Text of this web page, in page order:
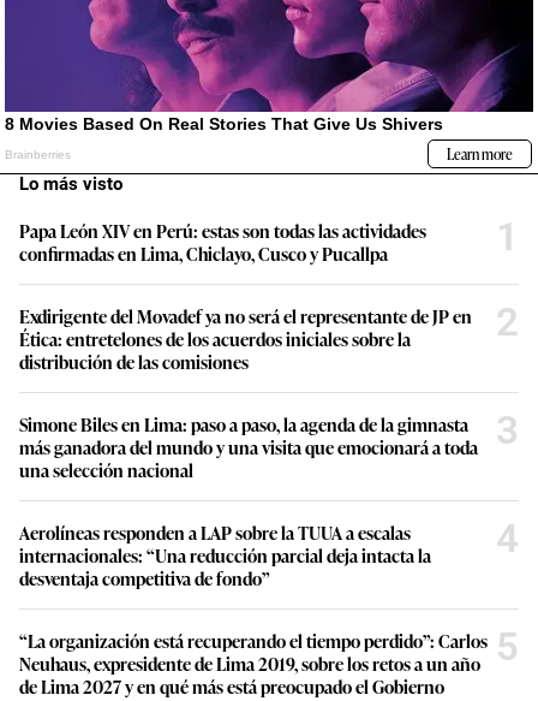
Lo más visto
Papa León XIV en Perú: estas son todas las actividades
confirmadas en Lima, Chiclayo, Cusco y Pucallpa
1
Exdirigente del Movadef ya no será el representante de JP en
Ética: entretelones de los acuerdos iniciales sobre la
distribución de las comisiones
2
Simone Biles en Lima: paso a paso, la agenda de la gimnasta
más ganadora del mundo y una visita que emocionará a toda
una selección nacional
3
Aerolíneas responden a LAP sobre la TUUA a escalas
internacionales: “Una reducción parcial deja intacta la
desventaja competitiva de fondo”
4
“La organización está recuperando el tiempo perdido”: Carlos
Neuhaus, expresidente de Lima 2019, sobre los retos a un año
de Lima 2027 y en qué más está preocupado el Gobierno
5